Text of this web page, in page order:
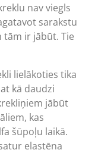
nav viegls
sarakstu
tām ir jābūt. Tie
lielākoties tika
kā daudzi
jābūt
kas
šūpoļu laikā.
elastēna